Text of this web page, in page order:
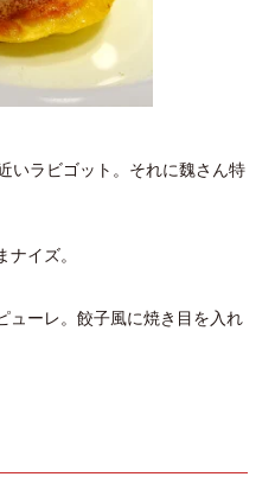
いラビゴット。それに魏さん特
イズ。
ューレ。餃子風に焼き目を入れ